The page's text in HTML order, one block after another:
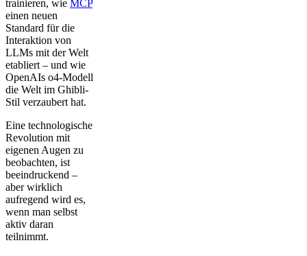
trainieren, wie MCP
einen neuen
Standard für die
Interaktion von
LLMs mit der Welt
etabliert – und wie
OpenAIs o4-Modell
die Welt im Ghibli-
Stil verzaubert hat.
Eine technologische
Revolution mit
eigenen Augen zu
beobachten, ist
beeindruckend –
aber wirklich
aufregend wird es,
wenn man selbst
aktiv daran
teilnimmt.